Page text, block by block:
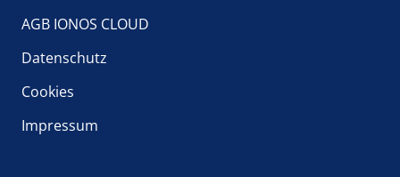
AGB IONOS CLOUD
Datenschutz
Cookies
Impressum